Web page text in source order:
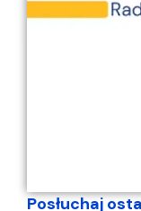
Posłuchaj